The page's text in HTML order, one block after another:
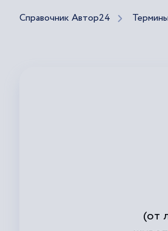
Справочник Автор24 Термины
(от